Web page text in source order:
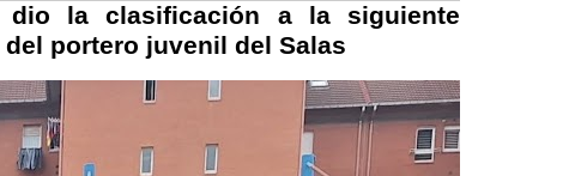
la clasificación a la siguiente
portero juvenil del Salas